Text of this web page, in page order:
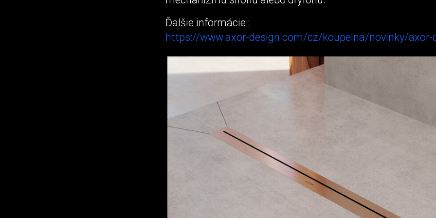
Ďalšie informácie::
https://www.axor-design.com/cz/koupelna/novinky/axor-